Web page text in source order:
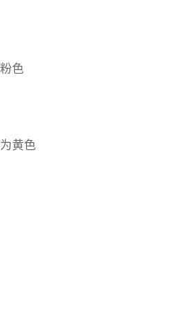
色
黄色